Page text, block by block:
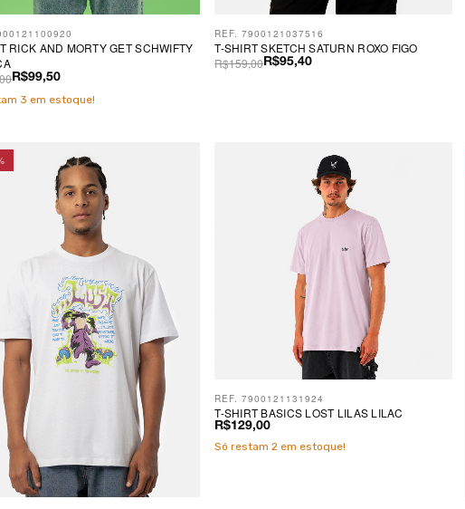
RICK AND MORTY GET SCHWIFTY
R$99,50
3 em estoque!
T-SHIRT SKETCH SATURN ROXO FIGO
R$95,40
R$159,00
REF. 7900121037516
T-SHIRT BASICS LOST LILAS LILAC
R$129,00
REF. 7900121131924
Só restam2 em estoque!